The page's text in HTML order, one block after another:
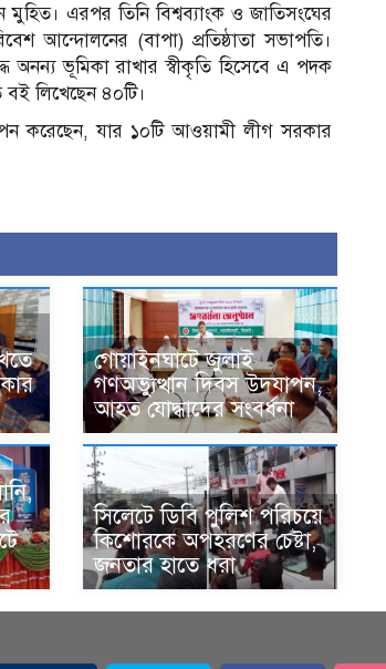
এরপর তিনি বিশ্বব্যাংক ও জাতিসংঘের
আন্দোলনের (বাপা) প্রতিষ্ঠাতা সভাপতি।
অনন্য ভূমিকা রাখার স্বীকৃতি হিসেবে এ পদক
লিখেছেন ৪০টি।
করেছেন, যার ১০টি আওয়ামী লীগ সরকার
গোয়াইনঘাটে জুলাই
গণঅভ্যুত্থান দিবস উদযাপন,
আহত যোদ্ধাদের সংবর্ধনা
সিলেটে ডিবি পুলিশ পরিচয়ে
কিশোরকে অপহরণের চেষ্টা,
জনতার হাতে ধরা